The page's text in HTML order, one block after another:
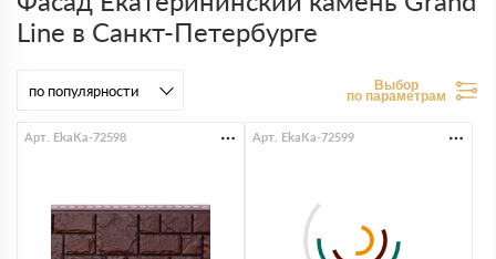
Line в Санкт-Петербурге
Выбор
по параметрам
Арт. EkaKa-72598 Арт. EkaKa-72599